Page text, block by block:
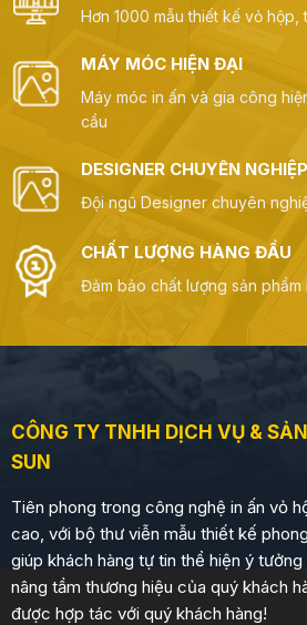
Hơn 1000 mẫu thiết kế vỏ hộp,
MÁY MÓC HIỆN ĐẠI
Máy móc in ấn và gia công
cầu
DESIGNER CHUYÊN NGHIỆP
Đội ngũ Designer chuyên
CHẤT LƯỢNG HÀNG ĐẦU
Đảm bảo chất lượng sản
CÔNG TY TNHH DỊCH VỤ &
SUN
Tiên phong trong công nghệ in ấn vỏ
cao, với bộ thư viễn mẫu thiết kế
giúp khách hàng tự tin thể hiện ý
nâng tầm thương hiệu của quý khách
được hợp tác với quý khách hàng!